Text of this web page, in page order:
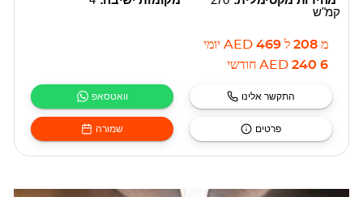
קמ"ש
מ 208 ל 469
AED יומי
6 240
AED חודשי
וואטסאפ התקשר אלינו
שמורה פרטים